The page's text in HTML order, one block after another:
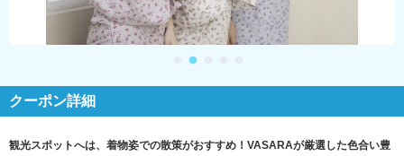
クーポン詳細
観光スポットへは、着物姿での散策がおすすめ！VASARAが厳選した色合い豊